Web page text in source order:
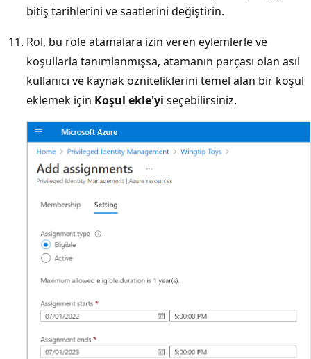
bitiş tarihlerini ve saatlerini değiştirin.
Rol, bu role atamalara izin veren eylemlerle ve
koşullarla tanımlanmışsa, atamanın parçası olan asıl
kullanıcı ve kaynak özniteliklerini temel alan bir koşul
eklemek için Koşul ekle'yi seçebilirsiniz.